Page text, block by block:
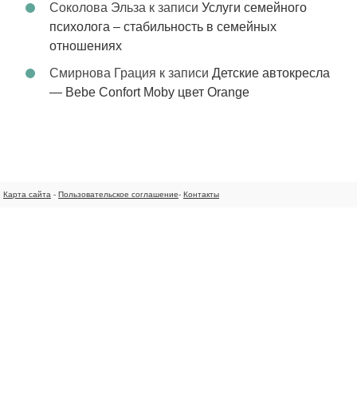
Соколова Эльза к записиУслуги семейного
психолога – стабильность в семейных
отношениях
Смирнова Грация к записиДетские автокресла
— Bebe Confort Moby цвет Orange
Карта сайта - Пользовательское соглашение- Контакты